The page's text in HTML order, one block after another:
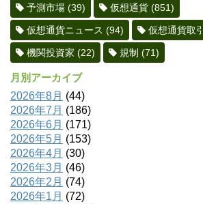
予測市場 (39) 仮想通貨 (851)
仮想通貨ニュース (94) 仮想通貨取
機関投資家 (22) 規制 (71)
月別アーカイブ
2026年8月 (44)
2026年7月 (186)
2026年6月 (171)
2026年5月 (153)
2026年4月 (30)
2026年3月 (46)
2026年2月 (74)
2026年1月 (72)